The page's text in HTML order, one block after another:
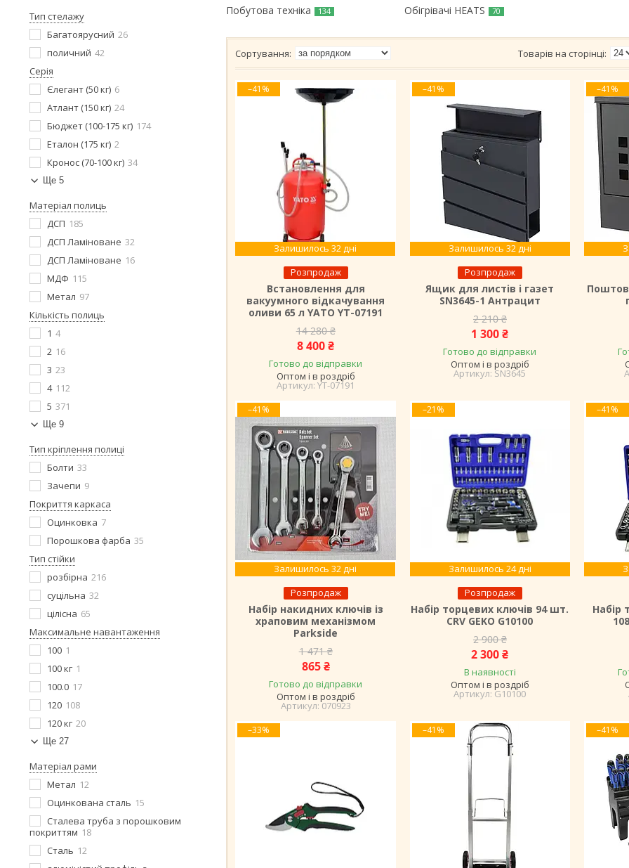
Тип стелажу
Багатоярусний 26
поличний 42
Серія
Єлегант (50 кг) 6
Атлант (150 кг) 24
Бюджет (100-175 кг) 174
Еталон (175 кг) 2
Кронос (70-100 кг) 34
Ще 5
Матеріал полиць
ДСП 185
ДСП Ламіноване 32
ДСП Ламіноване 16
МДФ 115
Метал 97
Кількість полиць
1 4
2 16
3 23
4 112
5 371
Ще 9
Тип кріплення полиці
Болти 33
Зачепи 9
Покриття каркаса
Оцинковка 7
Порошкова фарба 35
Тип стійки
розбірна 216
суцільна 32
цілісна 65
Максимальне навантаження
100 1
100 кг 1
100.0 17
120 108
120 кг 20
Ще 27
Матеріал рами
Метал 12
Оцинкована сталь 15
Сталева труба з порошковим
покриттям 18
Сталь 12
Побутова техніка 134 Обігрівачі HEATS 70
–41%
Залишилось 32 дні
Розпродаж
Встановлення для
вакуумного відкачування
оливи 65 л YATO YT-07191
14 280 ₴
8 400 ₴
Готово до відправки
Оптом і в роздріб
YT-07191
–41%
Залишилось 32 дні
Розпродаж
Ящик для листів і газет
SN3645-1 Антрацит
2 210 ₴
1 300 ₴
Готово до відправки
Оптом і в роздріб
SN3645
–41%
–41%
Залишилось 32 дні
Розпродаж
Набір накидних ключів із
храповим механізмом
Parkside
1 471 ₴
865 ₴
Готово до відправки
Оптом і в роздріб
070923
–21%
Залишилось 24 дні
Розпродаж
Набір торцевих ключів 94 шт.
CRV GEKO G10100
2 900 ₴
2 300 ₴
В наявності
Оптом і в роздріб
G10100
–41%
Набір
–33% –41% –41%